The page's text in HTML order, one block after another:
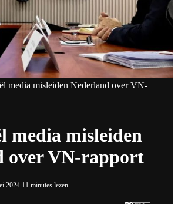
media misleiden Nederland over VN-
media misleiden
over VN-rapport
2024 11 minutes lezen